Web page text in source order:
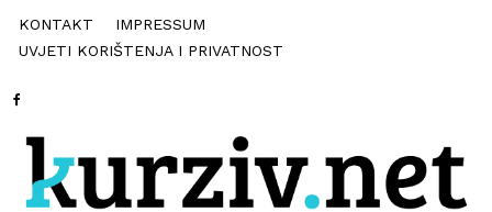
KONTAKT
IMPRESSUM
UVJETI KORIŠTENJA I PRIVATNOST